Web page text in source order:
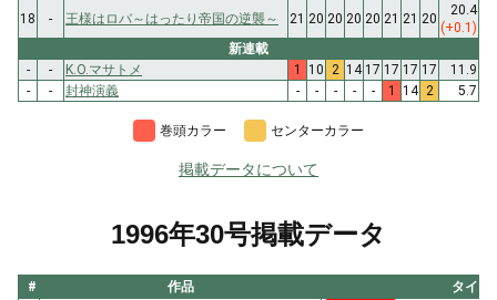
18
- 王様はロバ～はったり帝国の逆襲～ 21 20 20 20 20 21 21 20
20.4
(+0.1)
新連載
-
- K.O.マサトメ 1 10 2 14 17 17 17 17
11.9
-
- 封神演義 - - - - - 1 14 2 5.7
巻頭カラー センターカラー
掲載データについて
1996年30号掲載データ
# 作品
タイト